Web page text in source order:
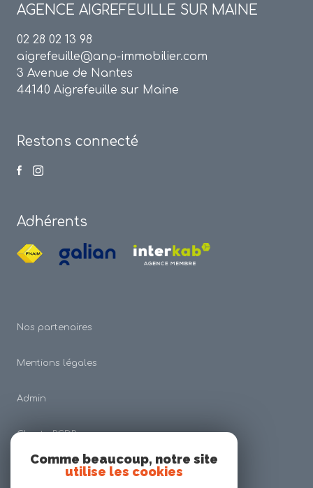
AGENCE AIGREFEUILLE SUR MAINE
02 28 02 13 98
aigrefeuille@anp-immobilier.com
3 Avenue de Nantes
44140 Aigrefeuille sur Maine
Restons connecté
Adhérents
Nos partenaires
Mentions légales
Admin
Charte RGDP
Nos honoraires
Comme beaucoup, notre site
utilise les cookies